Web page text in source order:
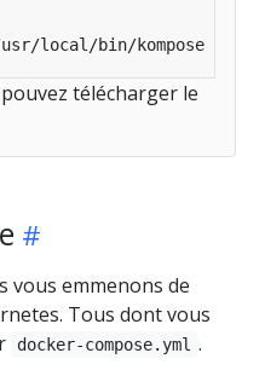
télécharger le
vous emmenons de
Tous dont vous
docker-compose.yml .